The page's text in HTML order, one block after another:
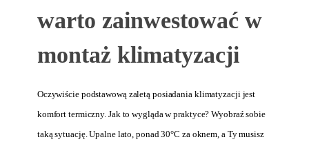
warto zainwestować w
montaż klimatyzacji
Oczywiście podstawową zaletą posiadania klimatyzacji jest
komfort termiczny. Jak to wygląda w praktyce? Wyobraź sobie
taką sytuację. Upalne lato, ponad 30°C za oknem, a Ty musisz